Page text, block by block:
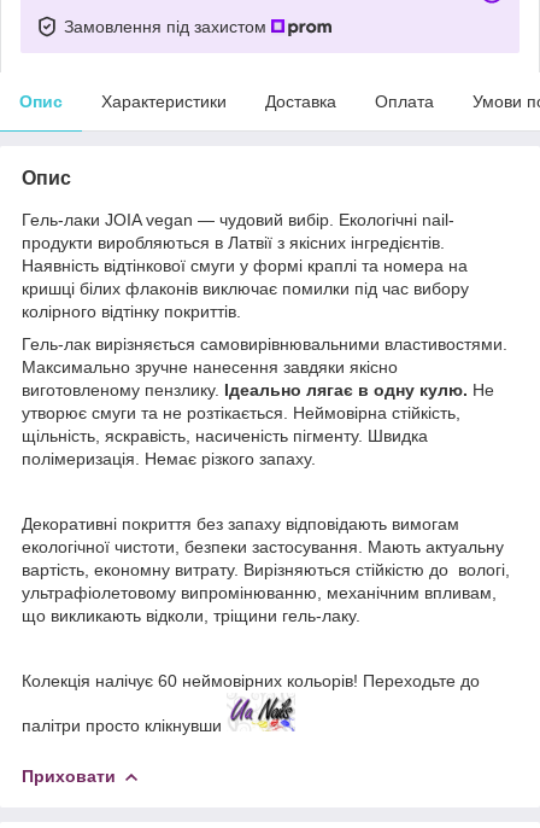
Замовлення під захистом
Опис Характеристики Доставка Оплата Умови
Опис
Гель-лаки JOIA vegan — чудовий вибір. Екологічні nail-
продукти виробляються в Латвії з якісних інгредієнтів.
Наявність відтінкової смуги у формі краплі та номера на
кришці білих флаконів виключає помилки під час вибору
колірного відтінку покриттів.
Гель-лак вирізняється самовирівнювальними властивостями.
Максимально зручне нанесення завдяки якісно
виготовленому пензлику. Ідеально лягає в одну кулю. Не
утворює смуги та не розтікається. Неймовірна стійкість,
щільність, яскравість, насиченість пігменту. Швидка
полімеризація. Немає різкого запаху.
Декоративні покриття без запаху відповідають вимогам
екологічної чистоти, безпеки застосування. Мають актуальну
вартість, економну витрату. Вирізняються стійкістю до вологі,
ультрафіолетовому випромінюванню, механічним впливам,
що викликають відколи, тріщини гель-лаку.
Колекція налічує 60 неймовірних кольорів! Переходьте до
палітри просто клікнувши
Приховати